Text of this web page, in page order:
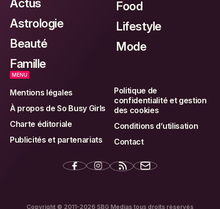
Actus
Astrologie
Beauté
Famille
Food
Lifestyle
Mode
MENU
Mentions légales
À propos de So Busy Girls
Charte éditoriale
Publicités et partenariats
Politique de
confidentialité et gestion
des cookies
Conditions d’utilisation
Contact
Copyright © 2011-2026 SBG Medias tous droits réservés